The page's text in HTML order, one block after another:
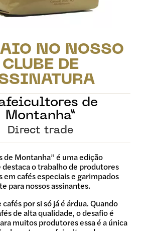
NO NOSSO
CLUBE DE
de
Montanha”
Direct trade
de Montanha” é uma edição
o trabalho de produtores
em cafés especiais e garimpados
para nossos assinantes.
por si só já é árdua. Quando
de alta qualidade, o desafio é
muitos produtores essa é a única